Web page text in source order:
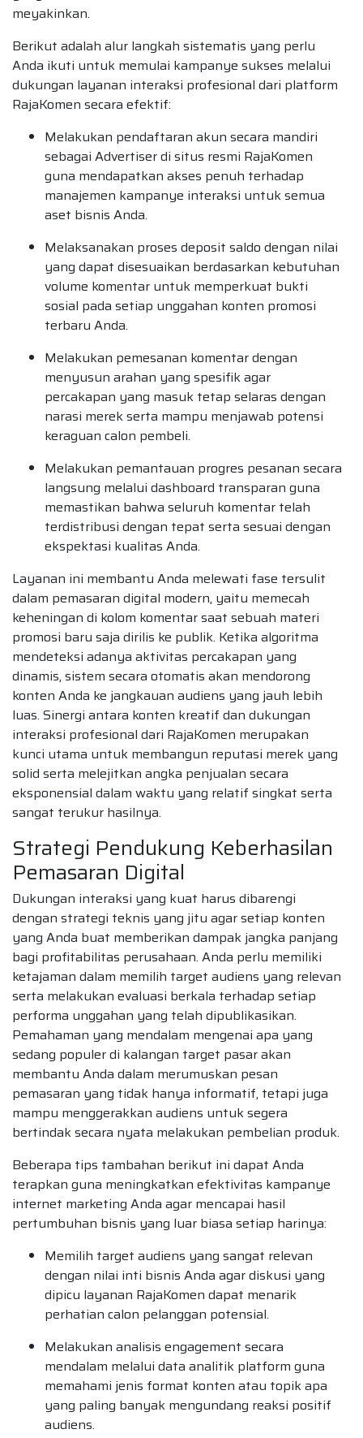
meyakinkan.
Berikut adalah alur langkah sistematis yang perlu
Anda ikuti untuk memulai kampanye sukses melalui
dukungan layanan interaksi profesional dari platform
RajaKomen secara efektif:
Melakukan pendaftaran akun secara mandiri
sebagai Advertiser di situs resmi RajaKomen
guna mendapatkan akses penuh terhadap
manajemen kampanye interaksi untuk semua
aset bisnis Anda.
Melaksanakan proses deposit saldo dengan nilai
yang dapat disesuaikan berdasarkan kebutuhan
volume komentar untuk memperkuat bukti
sosial pada setiap unggahan konten promosi
terbaru Anda.
Melakukan pemesanan komentar dengan
menyusun arahan yang spesifik agar
percakapan yang masuk tetap selaras dengan
narasi merek serta mampu menjawab potensi
keraguan calon pembeli.
Melakukan pemantauan progres pesanan secara
langsung melalui dashboard transparan guna
memastikan bahwa seluruh komentar telah
terdistribusi dengan tepat serta sesuai dengan
ekspektasi kualitas Anda.
Layanan ini membantu Anda melewati fase tersulit
dalam pemasaran digital modern, yaitu memecah
keheningan di kolom komentar saat sebuah materi
promosi baru saja dirilis ke publik. Ketika algoritma
mendeteksi adanya aktivitas percakapan yang
dinamis, sistem secara otomatis akan mendorong
konten Anda ke jangkauan audiens yang jauh lebih
luas. Sinergi antara konten kreatif dan dukungan
interaksi profesional dari RajaKomen merupakan
kunci utama untuk membangun reputasi merek yang
solid serta melejitkan angka penjualan secara
eksponensial dalam waktu yang relatif singkat serta
sangat terukur hasilnya.
Strategi Pendukung Keberhasilan
Pemasaran Digital
Dukungan interaksi yang kuat harus dibarengi
dengan strategi teknis yang jitu agar setiap konten
yang Anda buat memberikan dampak jangka panjang
bagi profitabilitas perusahaan. Anda perlu memiliki
ketajaman dalam memilih target audiens yang relevan
serta melakukan evaluasi berkala terhadap setiap
performa unggahan yang telah dipublikasikan.
Pemahaman yang mendalam mengenai apa yang
sedang populer di kalangan target pasar akan
membantu Anda dalam merumuskan pesan
pemasaran yang tidak hanya informatif, tetapi juga
mampu menggerakkan audiens untuk segera
bertindak secara nyata melakukan pembelian produk.
Beberapa tips tambahan berikut ini dapat Anda
terapkan guna meningkatkan efektivitas kampanye
internet marketing Anda agar mencapai hasil
pertumbuhan bisnis yang luar biasa setiap harinya:
Memilih target audiens yang sangat relevan
dengan nilai inti bisnis Anda agar diskusi yang
dipicu layanan RajaKomen dapat menarik
perhatian calon pelanggan potensial.
Melakukan analisis engagement secara
mendalam melalui data analitik platform guna
memahami jenis format konten atau topik apa
yang paling banyak mengundang reaksi positif
audiens.